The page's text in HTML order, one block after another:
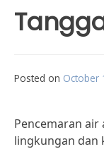
Posted on October
Pencemaran air
lingkungan dan